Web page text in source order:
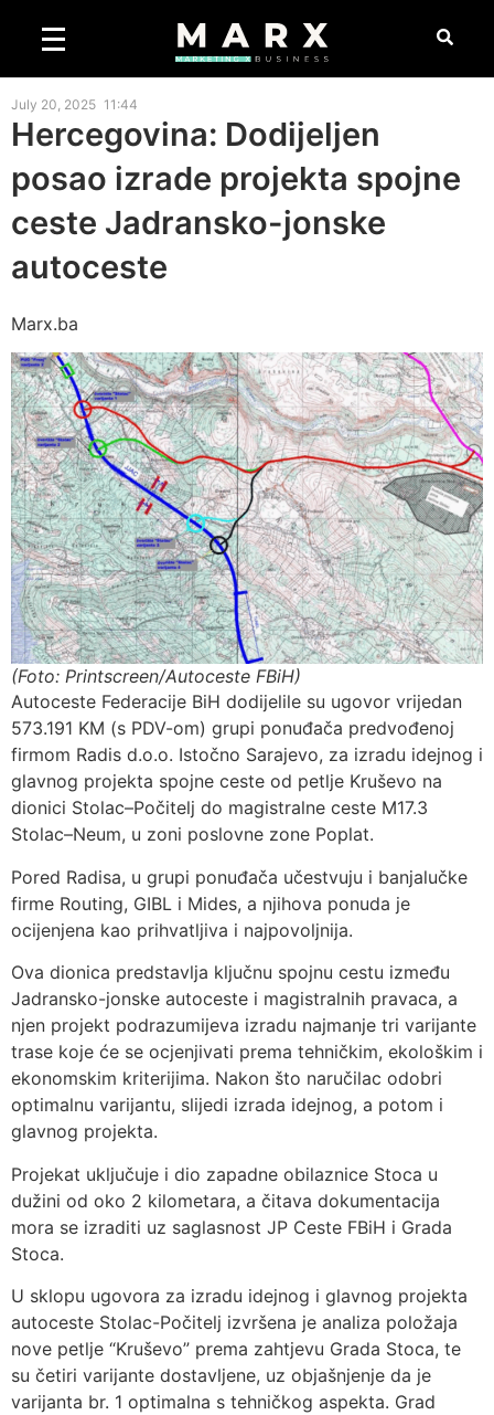
July 20, 2025 11:44
Hercegovina: Dodijeljen
posao izrade projekta spojne
ceste Jadransko-jonske
autoceste
Marx.ba
(Foto: Printscreen/Autoceste FBiH)
Autoceste Federacije BiH dodijelile su ugovor vrijedan
573.191 KM (s PDV-om) grupi ponuđača predvođenoj
firmom Radis d.o.o. Istočno Sarajevo, za izradu idejnog i
glavnog projekta spojne ceste od petlje Kruševo na
dionici Stolac–Počitelj do magistralne ceste M17.3
Stolac–Neum, u zoni poslovne zone Poplat.
Pored Radisa, u grupi ponuđača učestvuju i banjalučke
firme Routing, GIBL i Mides, a njihova ponuda je
ocijenjena kao prihvatljiva i najpovoljnija.
Ova dionica predstavlja ključnu spojnu cestu između
Jadransko-jonske autoceste i magistralnih pravaca, a
njen projekt podrazumijeva izradu najmanje tri varijante
trase koje će se ocjenjivati prema tehničkim, ekološkim i
ekonomskim kriterijima. Nakon što naručilac odobri
optimalnu varijantu, slijedi izrada idejnog, a potom i
glavnog projekta.
Projekat uključuje i dio zapadne obilaznice Stoca u
dužini od oko 2 kilometara, a čitava dokumentacija
mora se izraditi uz saglasnost JP Ceste FBiH i Grada
Stoca.
U sklopu ugovora za izradu idejnog i glavnog projekta
autoceste Stolac-Počitelj izvršena je analiza položaja
nove petlje “Kruševo” prema zahtjevu Grada Stoca, te
su četiri varijante dostavljene, uz objašnjenje da je
varijanta br. 1 optimalna s tehničkog aspekta. Grad